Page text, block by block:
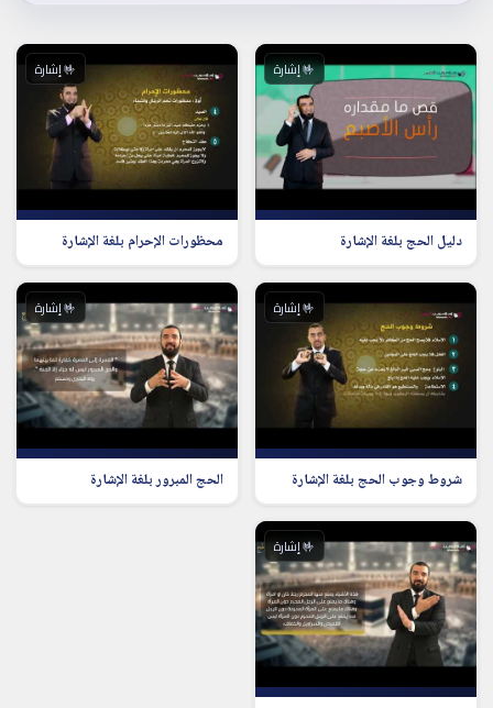
🤟 إشارة
دليل الحج بلغة الإشارة
🤟 إشارة
محظورات الإحرام بلغة الإشارة
🤟 إشارة
شروط وجوب الحج بلغة الإشارة
🤟 إشارة
الحج المبرور بلغة الإشارة
🤟 إشارة